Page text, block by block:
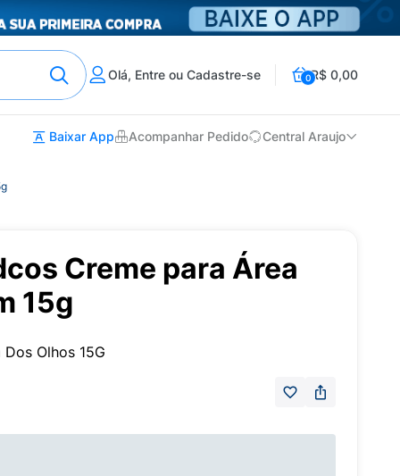
Olá, Entre ou Cadastre-se 0R$ 0,00
Baixar App Acompanhar Pedido Central Araujo
Creme para Área
15g
Olhos 15G